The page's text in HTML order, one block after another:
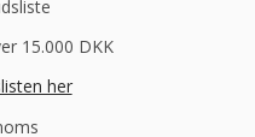
15.000 DKK
her